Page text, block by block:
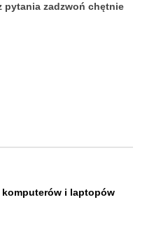
pytania zadzwoń chętnie
i laptopów